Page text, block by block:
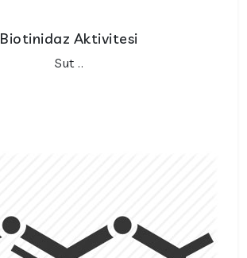
Biotinidaz Aktivitesi
Sut ..